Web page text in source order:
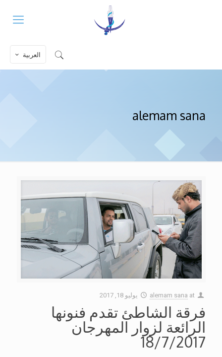
العربية
alemam sana
alemam sana at يوليو 18, 2017
فرقة الشاطئ تقدم فنونها
الرائعة لزوار المهرجان
18/7/2017